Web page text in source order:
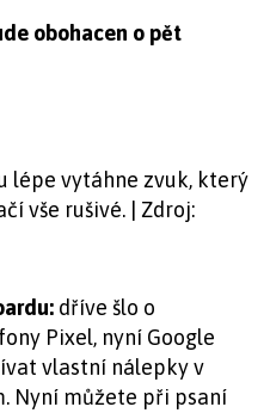
obohacen o pět
lépe vytáhne zvuk, který
vše rušivé. | Zdroj:
dříve šlo o
Pixel, nyní Google
vlastní nálepky v
Nyní můžete při psaní